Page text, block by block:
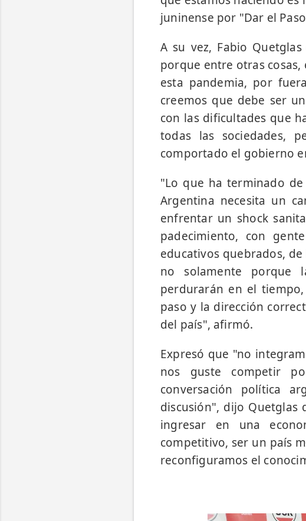
juninense por "Dar el
A su vez, Fabio
porque entre otras
esta pandemia, por
creemos que debe ser
con las dificultades que
todas las sociedades,
comportado el gobierno
"Lo que ha terminado
Argentina necesita un
enfrentar un shock
padecimiento, con
educativos quebrados,
no solamente porque
perdurarán en el
paso y la dirección
del país", afirmó.
Expresó que "no
nos guste competir
conversación política
discusión", dijo
ingresar en una
competitivo, ser un país
reconfiguramos el